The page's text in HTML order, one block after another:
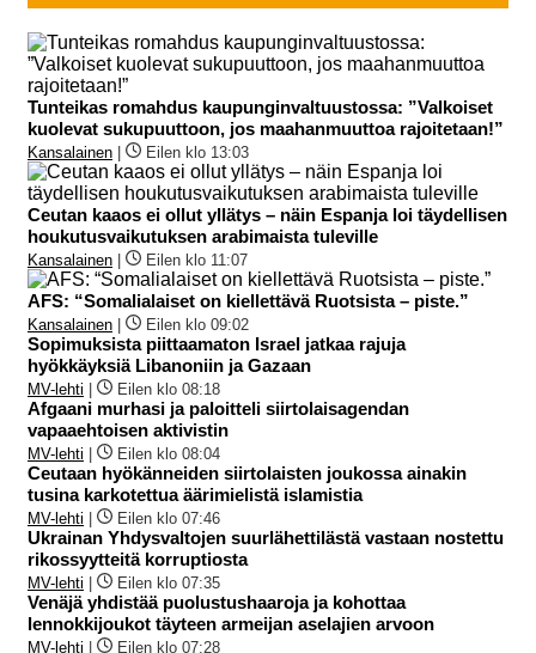
Tunteikas romahdus kaupunginvaltuustossa: ”Valkoiset
kuolevat sukupuuttoon, jos maahanmuuttoa rajoitetaan!”
Kansalainen Eilen klo 13:03
Ceutan kaaos ei ollut yllätys – näin Espanja loi täydellisen
houkutusvaikutuksen arabimaista tuleville
Kansalainen Eilen klo 11:07
AFS: “Somalialaiset on kiellettävä Ruotsista – piste.”
Kansalainen Eilen klo 09:02
Sopimuksista piittaamaton Israel jatkaa rajuja
hyökkäyksiä Libanoniin ja Gazaan
MV-lehti Eilen klo 08:18
Afgaani murhasi ja paloitteli siirtolaisagendan
vapaaehtoisen aktivistin
MV-lehti Eilen klo 08:04
Ceutaan hyökänneiden siirtolaisten joukossa ainakin
tusina karkotettua äärimielistä islamistia
MV-lehti Eilen klo 07:46
Ukrainan Yhdysvaltojen suurlähettilästä vastaan nostettu
rikossyytteitä korruptiosta
MV-lehti Eilen klo 07:35
Venäjä yhdistää puolustushaaroja ja kohottaa
lennokkijoukot täyteen armeijan aselajien arvoon
MV-lehti Eilen klo 07:28